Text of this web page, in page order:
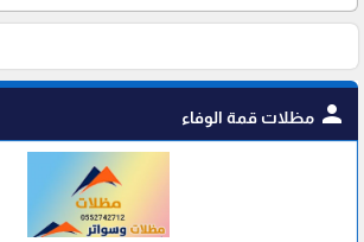
person مظلات قمة الوفاء